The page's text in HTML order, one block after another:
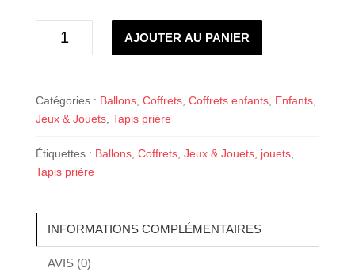
à
l'arabe
2
AJOUTER AU PANIER
Catégories : Ballons, Coffrets, Coffrets enfants, Enfants,
Jeux & Jouets, Tapis prière
Étiquettes : Ballons, Coffrets, Jeux & Jouets, jouets,
Tapis prière
INFORMATIONS COMPLÉMENTAIRES
AVIS (0)